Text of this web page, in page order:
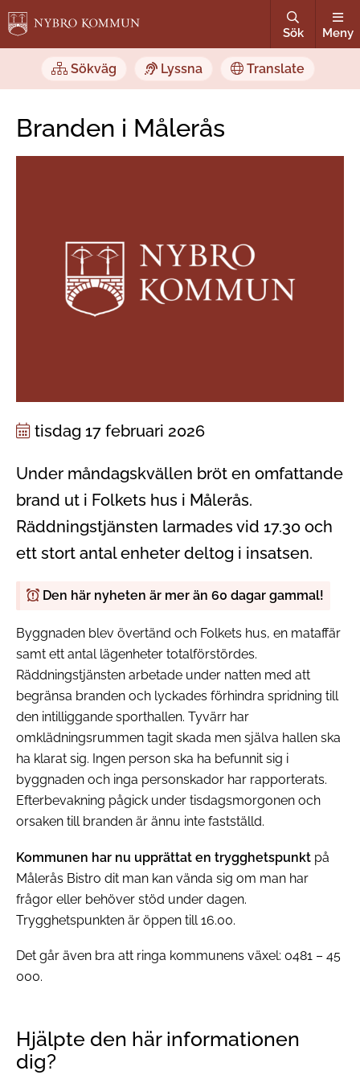
Sök Meny
Sökväg Lyssna Translate
Branden i Målerås
tisdag 17 februari 2026
Under måndagskvällen bröt en omfattande
brand ut i Folkets hus i Målerås.
Räddningstjänsten larmades vid 17.30 och
ett stort antal enheter deltog i insatsen.
Den här nyheten är mer än 60 dagar gammal!
Byggnaden blev övertänd och Folkets hus, en mataffär
samt ett antal lägenheter totalförstördes.
Räddningstjänsten arbetade under natten med att
begränsa branden och lyckades förhindra spridning till
den intilliggande sporthallen. Tyvärr har
omklädningsrummen tagit skada men själva hallen ska
ha klarat sig. Ingen person ska ha befunnit sig i
byggnaden och inga personskador har rapporterats.
Efterbevakning pågick under tisdagsmorgonen och
orsaken till branden är ännu inte fastställd.
Kommunen har nu upprättat en trygghetspunkt på
Målerås Bistro dit man kan vända sig om man har
frågor eller behöver stöd under dagen.
Trygghetspunkten är öppen till 16.00.
Det går även bra att ringa kommunens växel: 0481 – 45
000.
Hjälpte den här informationen
dig?